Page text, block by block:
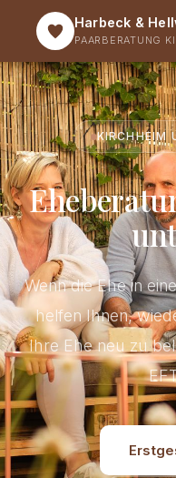
Harbeck &
PAARBERATUNG
KIRCHHEIM
Wenn die Ehe in
helfen Ihnen,
Ihre Ehe neu zu